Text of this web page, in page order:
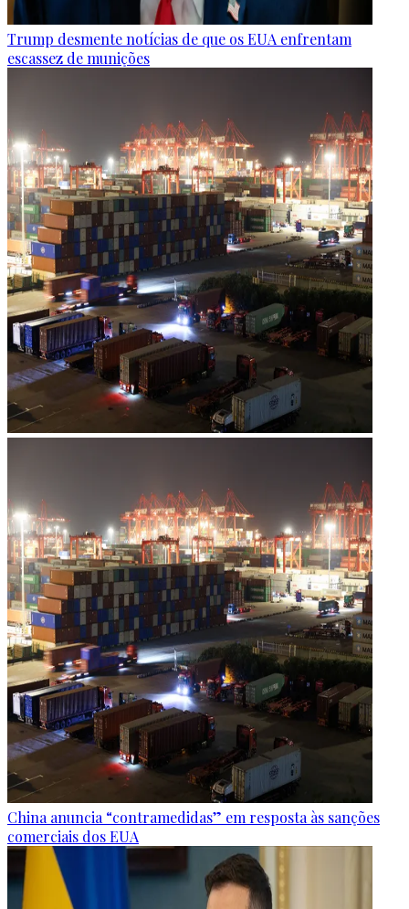
Trump desmente notícias de que os EUA enfrentam
escassez de munições
China anuncia “contramedidas” em resposta às sanções
comerciais dos EUA